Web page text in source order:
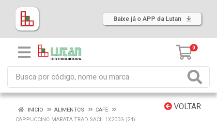
Baixe já o APP da Lutan
0
VOLTAR
INÍCIO ALIMENTOS
CAFÉ
CAPPUCCINO MARATA TRAD SACH 1X200G (24)